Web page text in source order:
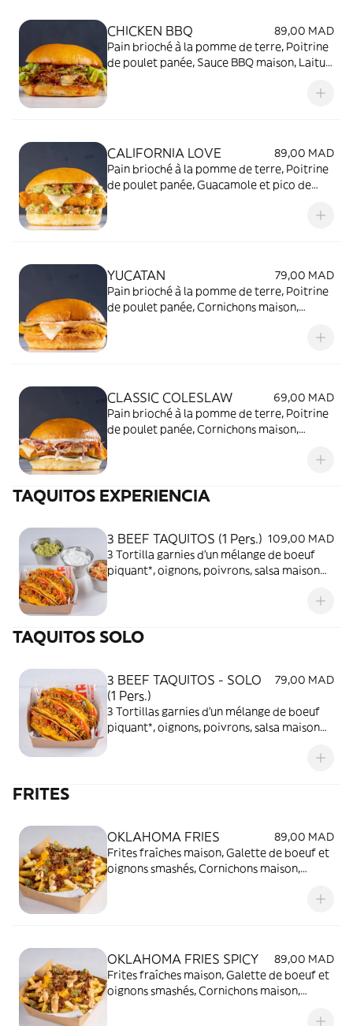
CHICKEN BBQ
89,00 MAD
Pain brioché à la pomme de terre, Poitrine
de poulet panée, Sauce BBQ maison, Laitue,
CALIFORNIA LOVE
89,00 MAD
Pain brioché à la pomme de terre, Poitrine
de poulet panée, Guacamole et pico de
YUCATAN
79,00 MAD
Pain brioché à la pomme de terre, Poitrine
de poulet panée, Cornichons maison,
CLASSIC COLESLAW
69,00 MAD
Pain brioché à la pomme de terre, Poitrine
de poulet panée, Cornichons maison,
TAQUITOS EXPERIENCIA
3 BEEF TAQUITOS (1 Pers.) 109,00 MAD
3 Tortilla garnies d'un mélange de boeuf
piquant*, oignons, poivrons, salsa maison
piments jalapeños - il n'est pas possible de
Gallo, 1 Guacamole, 1 Sour Cream
TAQUITOS SOLO
3 BEEF TAQUITOS - SOLO
(1 Pers.)
79,00 MAD
3 Tortillas garnies d'un mélange de boeuf
piquant*, oignons, poivrons, salsa maison
piments jalapeños - il n'est pas possible de
FRITES
OKLAHOMA FRIES
89,00 MAD
Frites fraîches maison, Galette de boeuf et
oignons smashés, Cornichons maison,
OKLAHOMA FRIES SPICY
89,00 MAD
Frites fraîches maison, Galette de boeuf et
oignons smashés, Cornichons maison,